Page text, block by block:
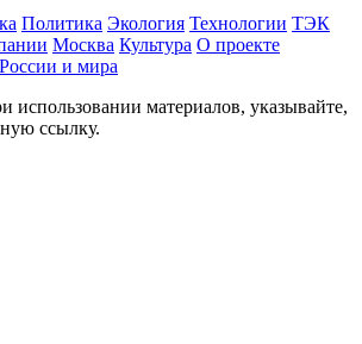
Политика Экология Технологии ТЭК
Москва Культура О проекте
и мира
материалов, указывайте,
ссылку.